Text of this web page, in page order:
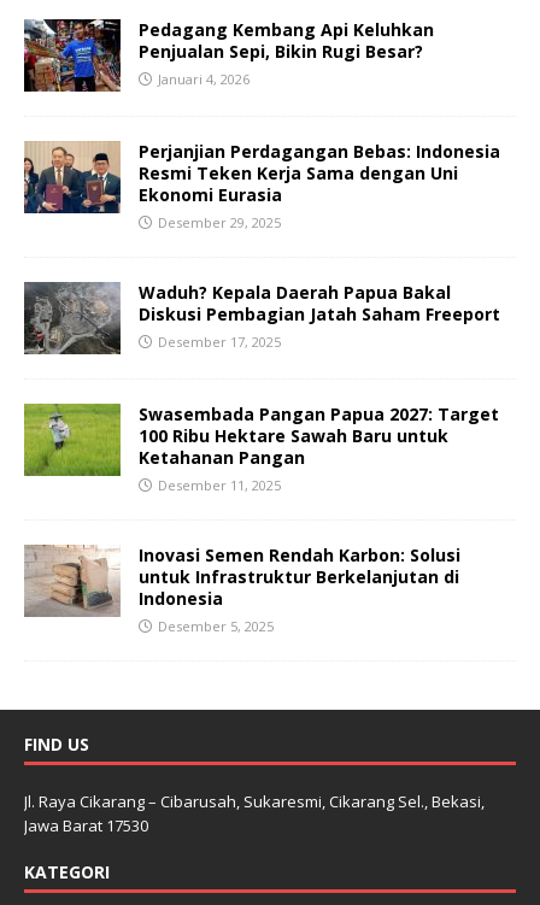
Pedagang Kembang Api Keluhkan
Penjualan Sepi, Bikin Rugi Besar?
Januari 4, 2026
Perjanjian Perdagangan Bebas: Indonesia
Resmi Teken Kerja Sama dengan Uni
Ekonomi Eurasia
Desember 29, 2025
Waduh? Kepala Daerah Papua Bakal
Diskusi Pembagian Jatah Saham Freeport
Desember 17, 2025
Swasembada Pangan Papua 2027: Target
100 Ribu Hektare Sawah Baru untuk
Ketahanan Pangan
Desember 11, 2025
Inovasi Semen Rendah Karbon: Solusi
untuk Infrastruktur Berkelanjutan di
Indonesia
Desember 5, 2025
FIND US
Jl. Raya Cikarang – Cibarusah, Sukaresmi, Cikarang Sel., Bekasi,
Jawa Barat 17530
KATEGORI